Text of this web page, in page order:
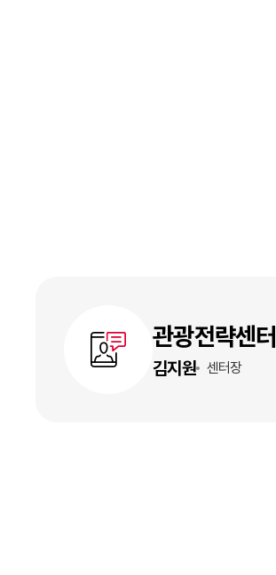
관광전략센터
김지원 센터장